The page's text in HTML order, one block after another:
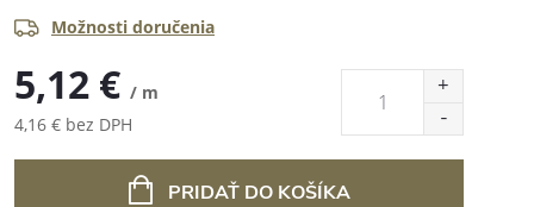
Možnosti doručenia
5,12 € / m
4,16 € bez DPH
PRIDAŤ DO KOŠÍKA